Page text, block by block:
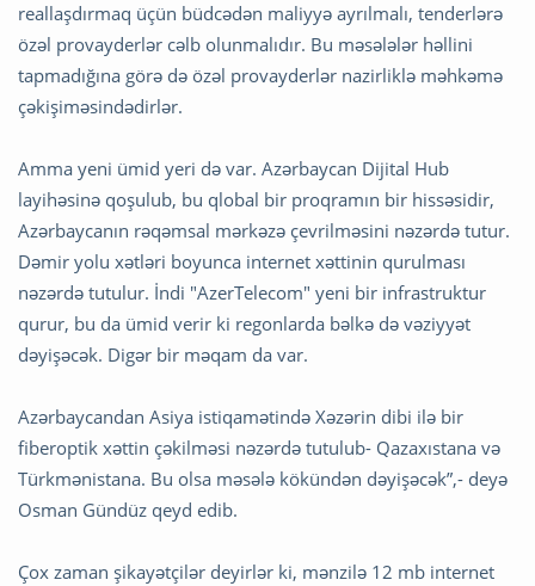
reallaşdırmaq üçün büdcədən maliyyə ayrılmalı, tenderlərə
özəl provayderlər cəlb olunmalıdır. Bu məsələlər həllini
tapmadığına görə də özəl provayderlər nazirliklə məhkəmə
çəkişiməsindədirlər.
Amma yeni ümid yeri də var. Azərbaycan Dijital Hub
layihəsinə qoşulub, bu qlobal bir proqramın bir hissəsidir,
Azərbaycanın rəqəmsal mərkəzə çevrilməsini nəzərdə tutur.
Dəmir yolu xətləri boyunca internet xəttinin qurulması
nəzərdə tutulur. İndi "AzerTelecom" yeni bir infrastruktur
qurur, bu da ümid verir ki regonlarda bəlkə də vəziyyət
dəyişəcək. Digər bir məqam da var.
Azərbaycandan Asiya istiqamətində Xəzərin dibi ilə bir
fiberoptik xəttin çəkilməsi nəzərdə tutulub- Qazaxıstana və
Türkmənistana. Bu olsa məsələ kökündən dəyişəcək”,- deyə
Osman Gündüz qeyd edib.
Çox zaman şikayətçilər deyirlər ki, mənzilə 12 mb internet